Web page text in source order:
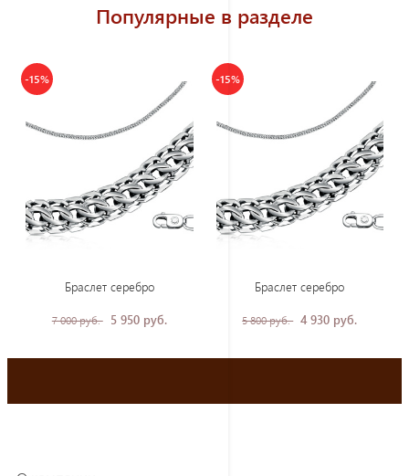
Популярные в разделе
-15%
Браслет серебро
7 000 руб. 5 950 руб.
-15%
Браслет серебро
5 800 руб. 4 930 руб.